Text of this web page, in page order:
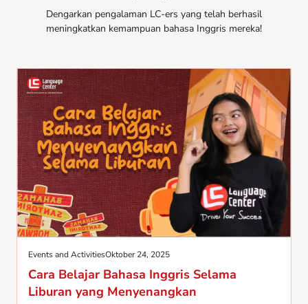
Dengarkan pengalaman LC-ers yang telah berhasil
meningkatkan kemampuan bahasa Inggris mereka!
Events and ActivitiesOktober 24, 2025
Cara Belajar Bahasa Inggris Selama
Liburan yang Menyenangkan